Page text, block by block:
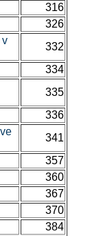
316
326
332
334
335
336
341
357
360
367
370
384